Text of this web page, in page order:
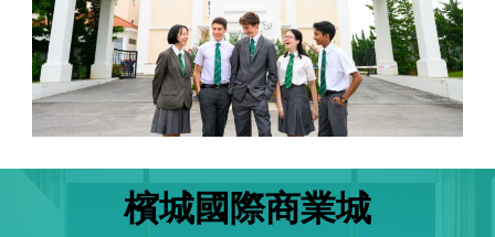
檳城國際商業城